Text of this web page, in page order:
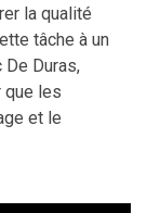
la qualité
tâche à un
Duras,
que les
et le